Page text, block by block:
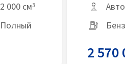
2 000 см3
Полный
2 570